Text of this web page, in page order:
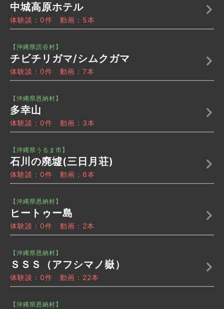
中城高原ホテル
体験談：0件 動画：5本
【沖縄県読谷村】
チビチリガマ/シムクガマ
体験談：0件 動画：7本
【沖縄県恩納村】
多幸山
体験談：0件 動画：3本
【沖縄県うるま市】
石川の廃墟(三日月荘)
体験談：0件 動画：6本
【沖縄県恩納村】
ヒートゥー島
体験談：0件 動画：2本
【沖縄県恩納村】
ＳＳＳ（アフシマノ嶽）
体験談：0件 動画：22本
【沖縄県恩納村】